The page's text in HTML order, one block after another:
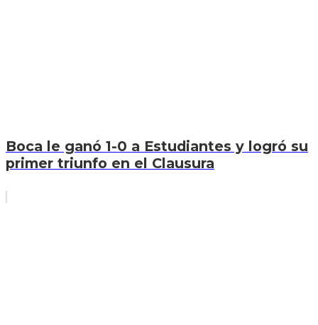
Boca le ganó 1-0 a Estudiantes y logró su
primer triunfo en el Clausura